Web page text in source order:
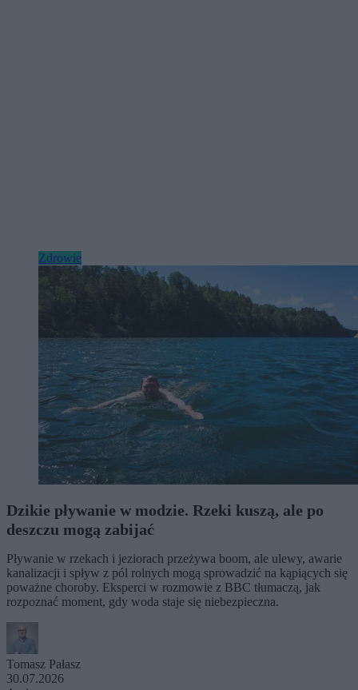
Zdrowie
Dzikie pływanie w modzie. Rzeki kuszą, ale po
deszczu mogą zabijać
Pływanie w rzekach i jeziorach przeżywa boom, ale ulewy, awarie
kanalizacji i spływ z pól rolnych mogą sprowadzić na kąpiących się
poważne choroby. Eksperci w rozmowie z BBC tłumaczą, jak
rozpoznać moment, gdy woda staje się niebezpieczna.
Tomasz Pałasz
30.07.2026